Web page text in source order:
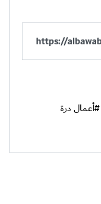
#أعمال درة